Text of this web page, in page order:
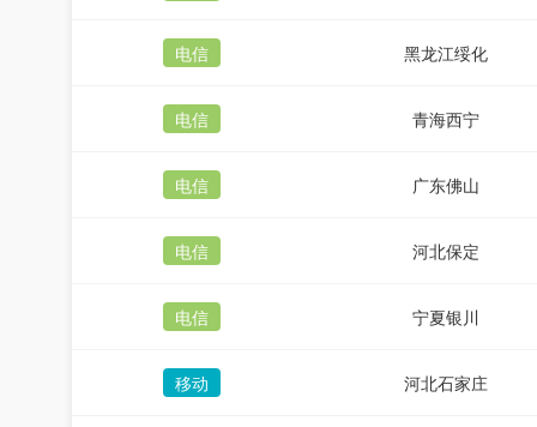
电信 黑龙江绥化
电信 青海西宁
电信 广东佛山
电信 河北保定
电信 宁夏银川
移动 河北石家庄